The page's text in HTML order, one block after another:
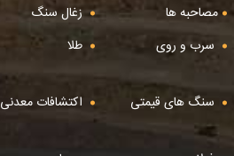
مصاحبه ها
زغال سنگ
سرب و روی
طلا
سنگ های قیمتی
اکتشافات معدنی